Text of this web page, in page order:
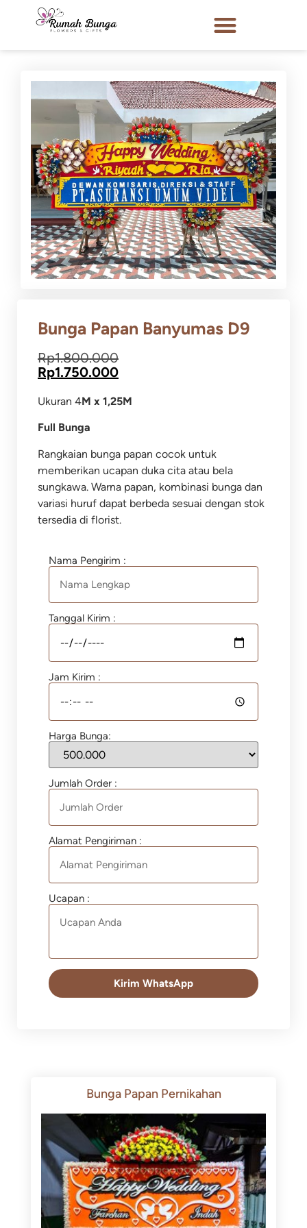
Bunga Papan Banyumas D9
Rp1.800.000
Rp1.750.000
Ukuran 4M x 1,25M
Full Bunga
Rangkaian bunga papan cocok untuk
memberikan ucapan duka cita atau bela
sungkawa. Warna papan, kombinasi bunga dan
variasi huruf dapat berbeda sesuai dengan stok
tersedia di florist.
Nama Pengirim :
Tanggal Kirim :
Jam Kirim :
Harga Bunga:
Jumlah Order :
Alamat Pengiriman :
Ucapan :
Kirim WhatsApp
Bunga Papan Pernikahan